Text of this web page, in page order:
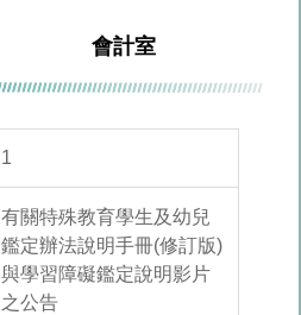
會計室
1
有關特殊教育學生及幼兒
鑑定辦法說明手冊(修訂版)
與學習障礙鑑定說明影片
之公告